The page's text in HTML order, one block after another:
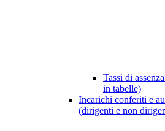
Tassi di
in tabelle)
Incarichi conferiti e
(dirigenti e non